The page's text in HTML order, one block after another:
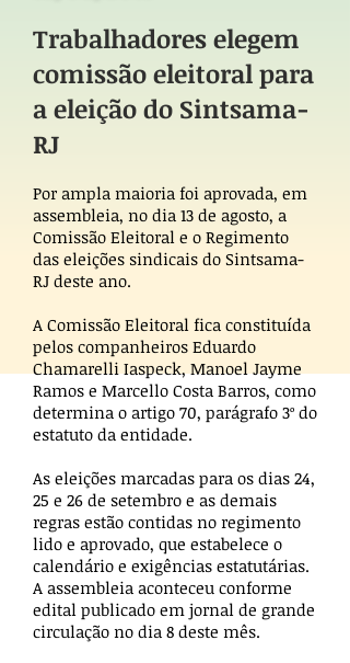
Trabalhadores elegem
comissão eleitoral para
a eleição do Sintsama-
RJ
Por ampla maioria foi aprovada, em
assembleia, no dia 13 de agosto, a
Comissão Eleitoral e o Regimento
das eleições sindicais do Sintsama-
RJ deste ano.
A Comissão Eleitoral fica constituída
pelos companheiros Eduardo
Chamarelli Iaspeck, Manoel Jayme
Ramos e Marcello Costa Barros, como
determina o artigo 70, parágrafo 3º do
estatuto da entidade.
As eleições marcadas para os dias 24,
25 e 26 de setembro e as demais
regras estão contidas no regimento
lido e aprovado, que estabelece o
calendário e exigências estatutárias.
A assembleia aconteceu conforme
edital publicado em jornal de grande
circulação no dia 8 deste mês.